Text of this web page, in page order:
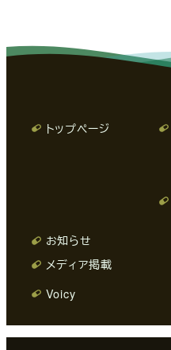
トップページ
お知らせ
メディア掲載
Voicy